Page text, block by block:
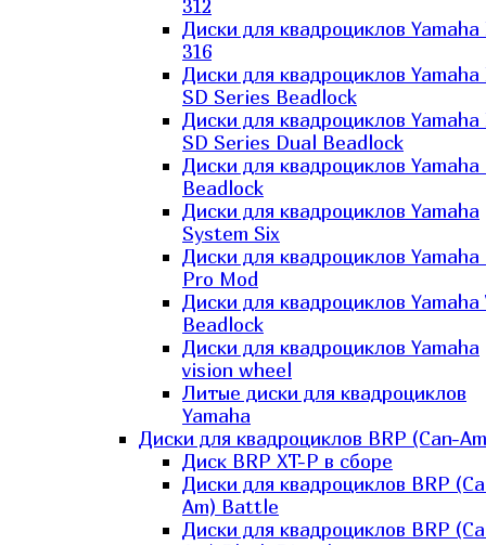
312
Диски для квадроциклов
316
Диски для квадроциклов
SD Series Beadlock
Диски для квадроциклов
SD Series Dual Beadlock
Диски для квадроциклов Yamaha
Beadlock
Диски для квадроциклов Yamaha
System Six
Диски для квадроциклов Yamaha
Pro Mod
Диски для квадроциклов Yamaha
Beadlock
Диски для квадроциклов Yamaha
vision wheel
Литые диски для квадроциклов
Yamaha
Диски для квадроциклов BRP (Can-
Диск BRP XT-P в сборе
Диски для квадроциклов BRP
Am) Battle
Диски для квадроциклов BRP